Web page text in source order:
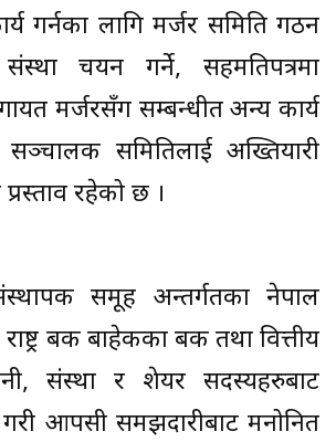
गर्नका लागि मर्जर समिति गठन
चयन गर्ने, सहमतिपत्रमा
मर्जरसँग सम्बन्धीत अन्य कार्य
समितिलाई अख्तियारी
प्रस्ताव रहेको छ ।
समूह अन्तर्गतका नेपाल
बैंक बाहेकका बैंक तथा वित्तीय
संस्था र शेयर सदस्यहरुबाट
गरी आपसी समझदारीबाट मनोनित